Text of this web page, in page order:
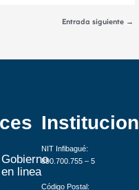
Entrada siguiente →
Gobierno
en linea
NIT Infibagué:
890.700.755 – 5
Código Postal: